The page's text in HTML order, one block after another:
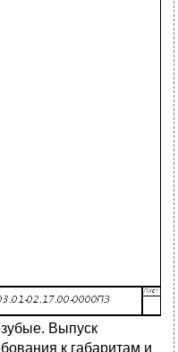
Выпуск
к габаритам и